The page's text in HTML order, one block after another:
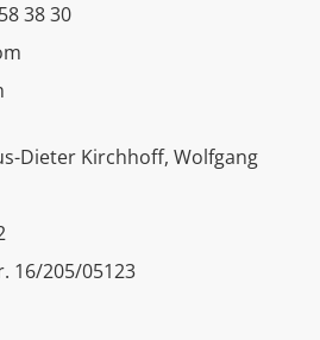
38 30
Dieter Kirchhoff, Wolfgang
16/205/05123